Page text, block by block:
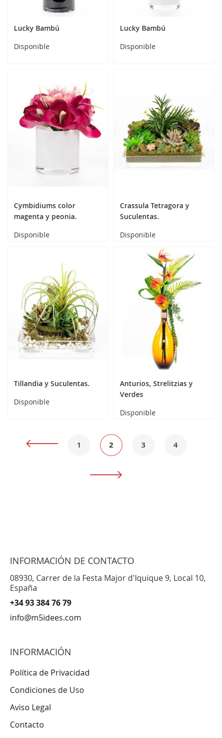
Lucky Bambú
Disponible
Lucky Bambú
Disponible
Cymbidiums color
magenta y peonia.
Disponible
Crassula Tetragora y
Suculentas.
Disponible
Tillandia y Suculentas.
Disponible
Anturios, Strelitzias y
Verdes
Disponible
PáginaPágina
Anterior Página
1
Actualmente
2 Página
3 Página
4
Página
Siguiente
INFORMACIÓN DE CONTACTO
08930, Carrer de la Festa Major d'Iquique 9, Local 10,
España
+34 93 384 76 79
info@m5idees.com
INFORMACIÓN
Política de Privacidad
Condiciones de Uso
Aviso Legal
Contacto